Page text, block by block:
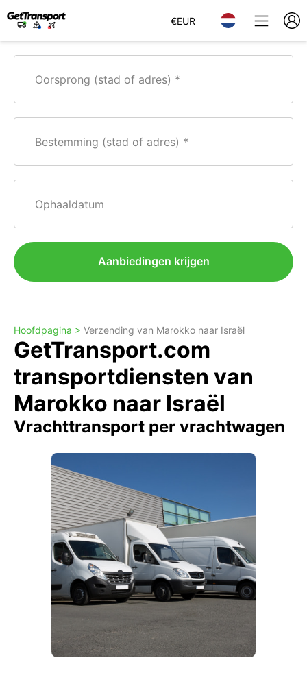
€EUR
Oorsprong (stad of adres)
Bestemming (stad of adres)
Ophaaldatum
Aanbiedingen krijgen
Hoofdpagina > Verzending van Marokko naar Israël
GetTransport.com
transportdiensten van
Marokko naar Israël
Vrachttransport per vrachtwagen